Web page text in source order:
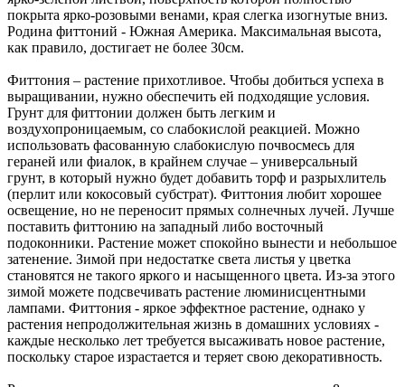
покрыта ярко-розовыми венами, края слегка изогнутые вниз.
Родина фиттоний - Южная Америка. Максимальная высота,
как правило, достигает не более 30см.
Фиттония – растение прихотливое. Чтобы добиться успеха в
выращивании, нужно обеспечить ей подходящие условия.
Грунт для фиттонии должен быть легким и
воздухопроницаемым, со слабокислой реакцией. Можно
использовать фасованную слабокислую почвосмесь для
гераней или фиалок, в крайнем случае – универсальный
грунт, в который нужно будет добавить торф и разрыхлитель
(перлит или кокосовый субстрат). Фиттония любит хорошее
освещение, но не переносит прямых солнечных лучей. Лучше
поставить фиттонию на западный либо восточный
подоконники. Растение может спокойно вынести и небольшое
затенение. Зимой при недостатке света листья у цветка
становятся не такого яркого и насыщенного цвета. Из-за этого
зимой можете подсвечивать растение люминисцентными
лампами. Фиттония - яркое эффектное растение, однако у
растения непродолжительная жизнь в домашних условиях -
каждые несколько лет требуется высаживать новое растение,
поскольку старое израстается и теряет свою декоративность.